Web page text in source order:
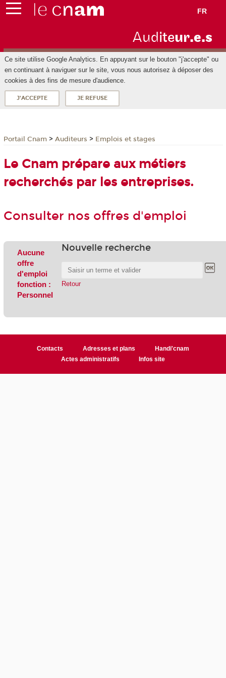
FR
Auditeur.e.s
Ce site utilise Google Analytics. En appuyant sur le bouton "j'accepte" ou
en continuant à naviguer sur le site, vous nous autorisez à déposer des
cookies à des fins de mesure d'audience.
J'ACCEPTE JE REFUSE
Portail Cnam> Auditeurs > Emplois et stages
Le Cnam prépare aux métiers
recherchés par les entreprises.
Consulter nos offres d'emploi
Nouvelle recherche
Retour
Aucune
offre
d'emploi
fonction :
Personnel
Contacts Adresses et plans
Handi'cnam
Actes administratifs
Infos site